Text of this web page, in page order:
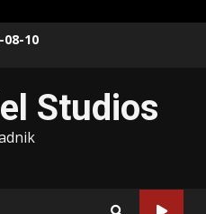
08-10
Studios